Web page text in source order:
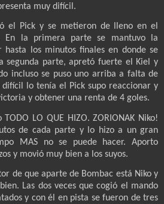
muy difícil.
el Pick y se metieron de lleno en el
En la primera parte se mantuvo la
los minutos finales en donde se
segunda parte, apretó fuerte el Kiel y
incluso se puso uno arriba a falta de
difícil lo tenía el Pick supo reaccionar y
y obtener una renta de 4 goles.
LO QUE HIZO. ZORIONAK Niko!
de cada parte y lo hizo a un gran
MAS no se puede hacer. Aporto
y movió muy bien a los suyos.
de que aparte de Bombac está Niko y
Las dos veces que cogió el mando
y con él en pista se fueron de tres